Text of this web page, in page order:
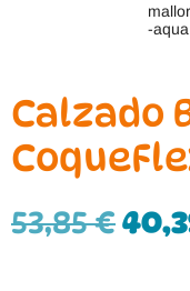
Calzado
53,85€